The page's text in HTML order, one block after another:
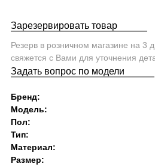
Зарезервировать товар
Резерв в розничном магазине на 3
свяжется с Вами для уточнения
Задать вопрос по модели
Бренд:
Модель:
Пол:
Тип:
Материал:
Размер: